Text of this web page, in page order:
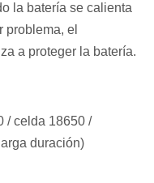
la batería se calienta
el
a proteger la batería.
/ celda 18650 /
duración)